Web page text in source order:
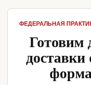
ФЕДЕРАЛЬНАЯ
Готовим